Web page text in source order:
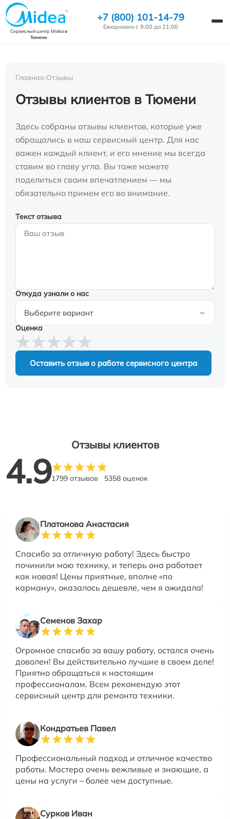
Сервисный центр Mideaв
Тюмени
+7 (800) 101-14-79
Ежедневно с 9:00 до 21:00
Главная›Отзывы
Отзывы клиентов в Тюмени
Здесь собраны отзывы клиентов, которые уже
обращались в наш сервисный центр. Для нас
важен каждый клиент, и его мнение мы всегда
ставим во главу угла. Вы тоже можете
поделиться своим впечатлением — мы
обязательно примем его во внимание.
Текст отзыва
Откуда узнали о нас
Оценка
Оставить отзыв о работе сервисного центра
Отзывы клиентов
4.91799 отзывов 5358 оценок
Платонова Анастасия
Спасибо за отличную работу! Здесь быстро
починили мою технику, и теперь она работает
как новая! Цены приятные, вполне «по
карману», оказалось дешевле, чем я ожидала!
Семенов Захар
Огромное спасибо за вашу работу, остался очень
доволен! Вы действительно лучшие в своем деле!
Приятно обращаться к настоящим
профессионалам. Всем рекомендую этот
сервисный центр для ремонта техники.
Кондратьев Павел
Профессиональный подход и отличное качество
работы. Мастера очень вежливые и знающие, а
цены на услуги – более чем доступные.
Сурков Иван